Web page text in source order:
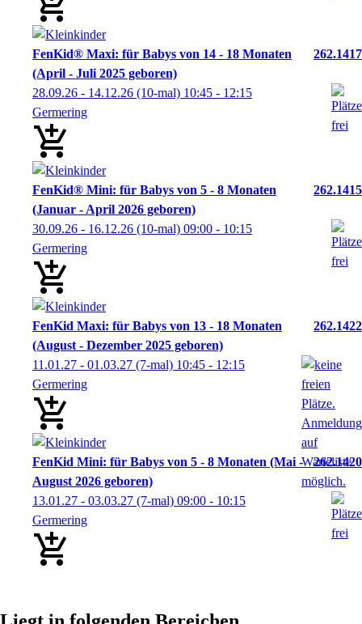
FenKid® Maxi: für Babys von 14 - 18 Monaten
(April - Juli 2025 geboren)
262.1417
28.09.26 - 14.12.26 (10-mal) 10:45 - 12:15
Germering
FenKid® Mini: für Babys von 5 - 8 Monaten
(Januar - April 2026 geboren)
262.1415
30.09.26 - 16.12.26 (10-mal) 09:00 - 10:15
Germering
FenKid Maxi: für Babys von 13 - 18 Monaten
(August - Dezember 2025 geboren)
262.1422
11.01.27 - 01.03.27 (7-mal) 10:45 - 12:15
Germering
FenKid Mini: für Babys von 5 - 8 Monaten (Mai -
August 2026 geboren)
262.1420
13.01.27 - 03.03.27 (7-mal) 09:00 - 10:15
Germering